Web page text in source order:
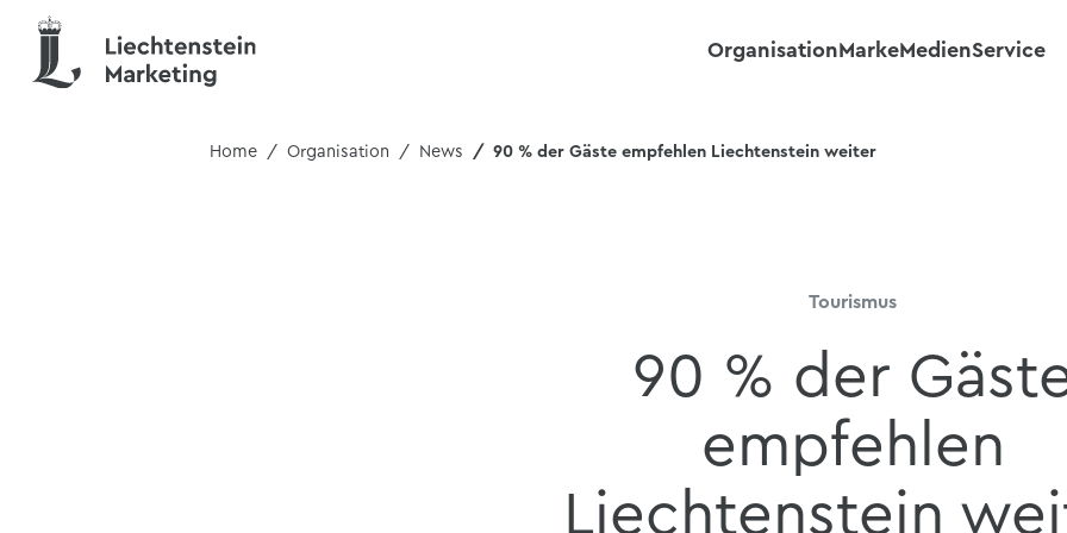
OrganisationMarkeMedienService
Home Organisation News 90 % der Gäste empfehlen Liechtenstein weiter
Tourismus
90 % der
empfehlen
Liechtenstein